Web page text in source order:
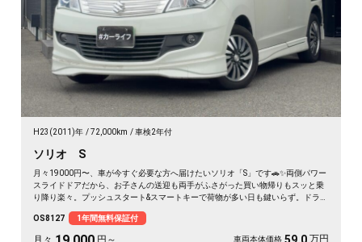
H23(2011)年 72,000km 車検2年付
ソリオ S
月々19000円〜、車が今すぐ必要な方へ届けたいソリオ「S」です🚗✨両側パワー
スライドドアだから、お子さんの送迎も両手がふさがった買い物帰りもスッと乗
り降り楽々。プッシュスタート&スマートキーで荷物が多い日も鍵いらず。ドライ
ラットシートで一息つける、そんな相棒になる1台。《1年保証付》💫👍
OS8127 1年間無料保証付
車両本体価格 万円